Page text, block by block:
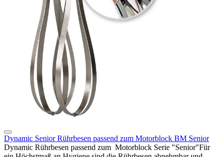
Dynamic Senior Rührbesen passend zum Motorblock BM Senior
Dynamic Rührbesen passend zum Motorblock Serie "Senior"Für